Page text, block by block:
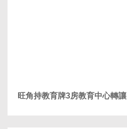
旺角持教育牌3房教育中心轉讓